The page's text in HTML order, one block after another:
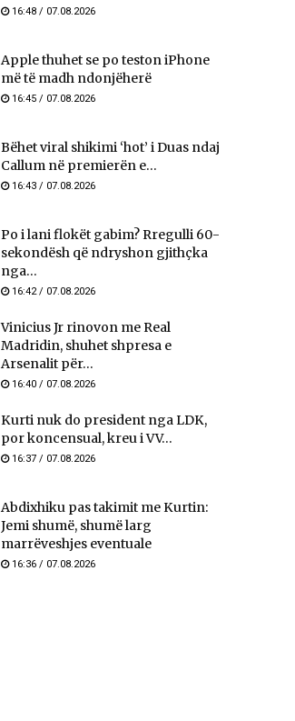
16:48 / 07.08.2026
Apple thuhet se po teston iPhone
më të madh ndonjëherë
16:45 / 07.08.2026
Bëhet viral shikimi ‘hot’ i Duas ndaj
Callum në premierën e...
16:43 / 07.08.2026
Po i lani flokët gabim? Rregulli 60-
sekondësh që ndryshon gjithçka
nga...
16:42 / 07.08.2026
Vinicius Jr rinovon me Real
Madridin, shuhet shpresa e
Arsenalit për...
16:40 / 07.08.2026
Kurti nuk do president nga LDK,
por koncensual, kreu i VV...
16:37 / 07.08.2026
Abdixhiku pas takimit me Kurtin:
Jemi shumë, shumë larg
marrëveshjes eventuale
16:36 / 07.08.2026